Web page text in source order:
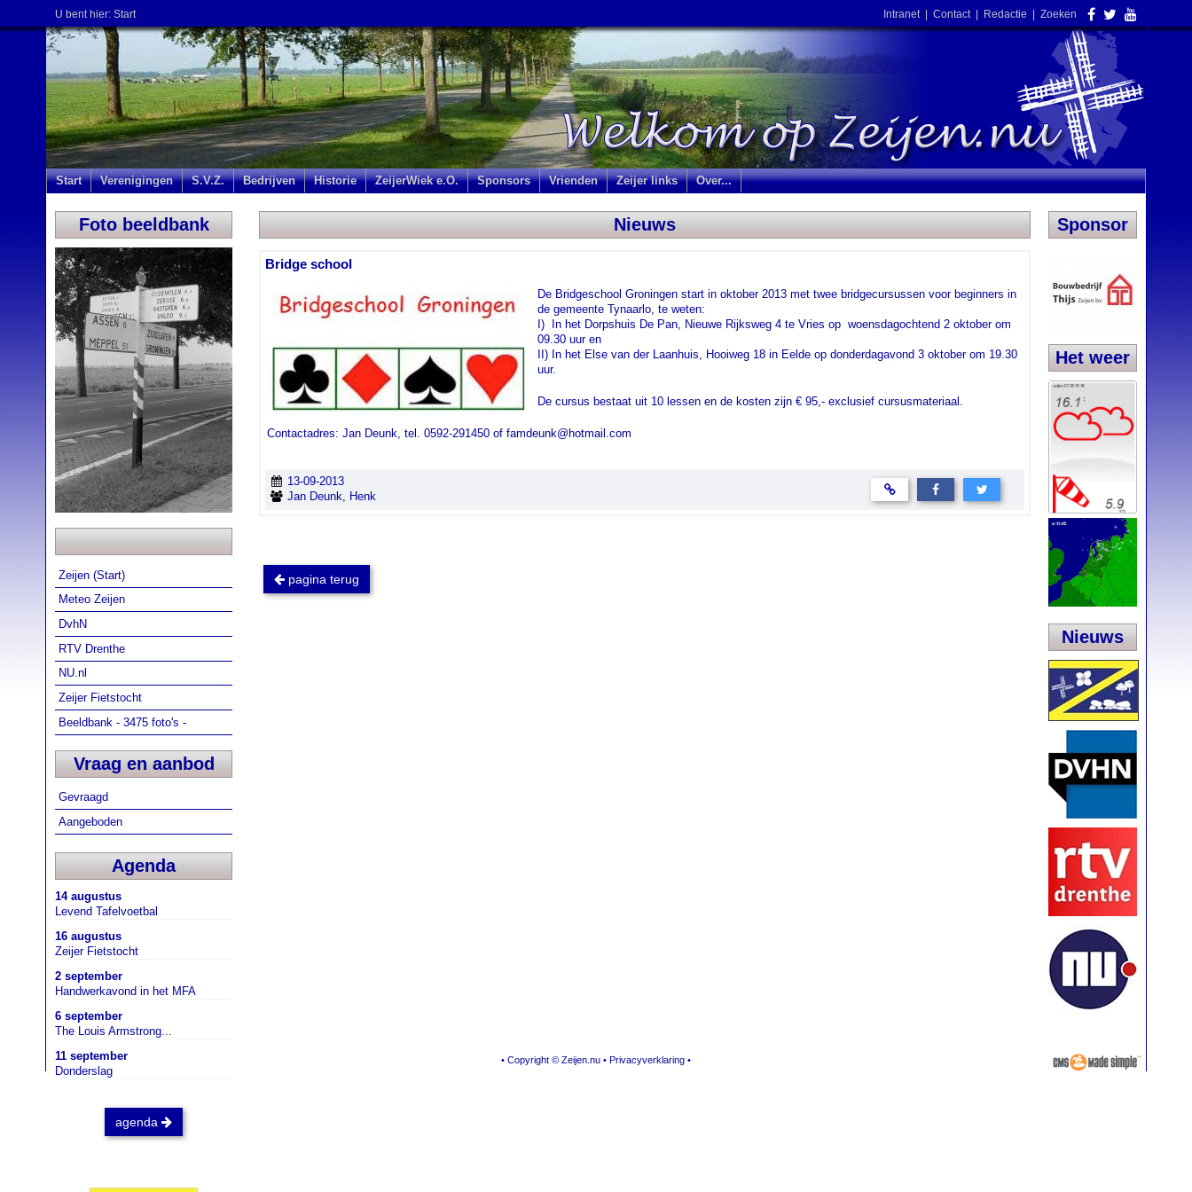
U bent hier: Start Intranet| Contact| Redactie Zoeken
Start Verenigingen S.V.Z. Bedrijven Historie ZeijerWiek e.O. Sponsors Vrienden Zeijer links Over...
Foto beeldbank
Zeijen (Start)
Meteo Zeijen
DvhN
RTV Drenthe
NU.nl
Zeijer Fietstocht
Beeldbank - 3475 foto's -
Vraag en aanbod
Gevraagd
Aangeboden
Agenda
14 augustus
Levend Tafelvoetbal
16 augustus
Zeijer Fietstocht
2 september
Handwerkavond in het MFA
6 september
The Louis Armstrong...
11 september
Donderslag
agenda
Sponsor
Het weer
Nieuws
Nieuws
Bridge school
De Bridgeschool Groningen start in oktober 2013 met twee bridgecursussen voor beginners in
de gemeente Tynaarlo, te weten:
I) In het Dorpshuis De Pan, Nieuwe Rijksweg 4 te Vries op woensdagochtend 2 oktober om
09.30 uur en
II) In het Else van der Laanhuis, Hooiweg 18 in Eelde op donderdagavond 3 oktober om 19.30
uur.
De cursus bestaat uit 10 lessen en de kosten zijn € 95,- exclusief cursusmateriaal.
Contactadres: Jan Deunk, tel. 0592-291450 of famdeunk@hotmail.com
13-09-2013
Jan Deunk, Henk
pagina terug
• Copyright © Zeijen.nu • Privacyverklaring •